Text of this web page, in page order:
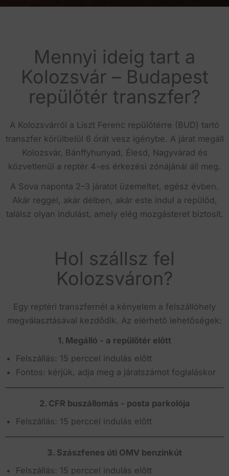
Mennyi ideig tart a
Kolozsvár – Budapest
repülőtér transzfer?
A Kolozsvárról a Liszt Ferenc repülőtérre (BUD) tartó
transzfer körülbelül 6 órát vesz igénybe. A járat megáll
Kolozsvár, Bánffyhunyad, Élesd, Nagyvárad és
közvetlenül a reptér 4-es érkezési zónájánál áll meg.
A Sova naponta 2–3 járatot üzemeltet, egész évben.
Akár reggel, akár délben, akár este indul a repülőd,
találsz olyan indulást, amely elég mozgásteret biztosít.
Hol szállsz fel
Kolozsváron?
Egy reptéri transzfernél a kényelem a felszállóhely
megválasztásával kezdődik. Az elérhető lehetőségek:
1. Megálló - a repülőtér előtt
Felszállás: 15 perccel indulás előtt
Fontos: kérjük, adja meg a járatszámot foglaláskor
2. CFR buszállomás - posta parkolója
Felszállás: 15 perccel indulás előtt
3. Szászfenes úti OMV benzinkút
Felszállás: 15 perccel indulás előtt